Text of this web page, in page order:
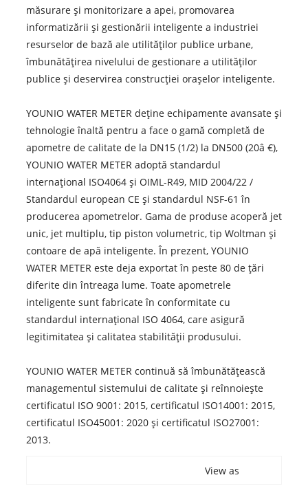
măsurare și monitorizare a apei, promovarea
informatizării și gestionării inteligente a industriei
resurselor de bază ale utilităților publice urbane,
îmbunătățirea nivelului de gestionare a utilităților
publice și deservirea construcției orașelor inteligente.
YOUNIO WATER METER deține echipamente avansate și
tehnologie înaltă pentru a face o gamă completă de
apometre de calitate de la DN15 (1/2) la DN500 (20â €),
YOUNIO WATER METER adoptă standardul
internațional ISO4064 și OIML-R49, MID 2004/22 /
Standardul european CE și standardul NSF-61 în
producerea apometrelor. Gama de produse acoperă jet
unic, jet multiplu, tip piston volumetric, tip Woltman și
contoare de apă inteligente. În prezent, YOUNIO
WATER METER este deja exportat în peste 80 de țări
diferite din întreaga lume. Toate apometrele
inteligente sunt fabricate în conformitate cu
standardul internațional ISO 4064, care asigură
legitimitatea și calitatea stabilității produsului.
YOUNIO WATER METER continuă să îmbunătățească
managementul sistemului de calitate și reînnoiește
certificatul ISO 9001: 2015, certificatul ISO14001: 2015,
certificatul ISO45001: 2020 și certificatul ISO27001:
2013.
View as